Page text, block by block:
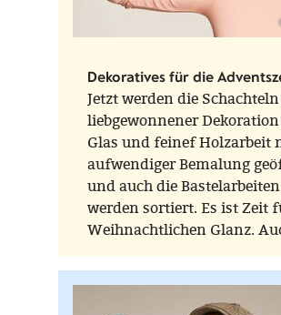
Dekoratives für die
Jetzt werden die
liebgewonnener Dekoration
Glas und feinef Holzarbeit
aufwendiger Bemalung
und auch die Bastelarbeiten
werden sortiert. Es ist Zeit
Weihnachtlichen Glanz.
FORMOST! Kommen Sie
besuchen.